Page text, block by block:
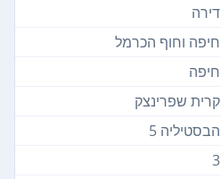
דירה
חיפה וחוף הכרמל
חיפה
קרית שפרינצק
הבסטיליה 5
3